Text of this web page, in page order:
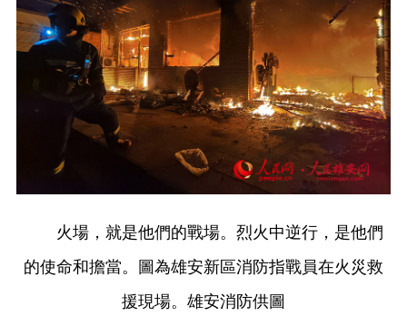
火場，就是他們的戰場。烈火中逆行，是他們
的使命和擔當。圖為雄安新區消防指戰員在火災救
援現場。雄安消防供圖